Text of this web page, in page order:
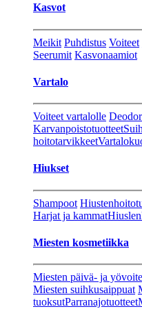
Kasvot
Meikit Puhdistus Voiteet
Seerumit Kasvonaamiot
Vartalo
Voiteet vartalolle
Karvanpoistotuotteet
hoitotarvikkeet
Hiukset
Shampoot
Harjat ja kammat
Miesten kosmetiikka
Miesten päivä- ja
Miesten suihkusaippuat
tuoksutParranajotuotteet